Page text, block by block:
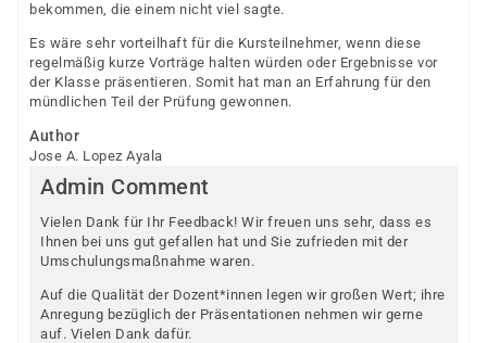
bekommen, die einem nicht viel sagte.
Es wäre sehr vorteilhaft für die Kursteilnehmer, wenn diese
regelmäßig kurze Vorträge halten würden oder Ergebnisse vor
der Klasse präsentieren. Somit hat man an Erfahrung für den
mündlichen Teil der Prüfung gewonnen.
Author
Jose A. Lopez Ayala
Admin Comment
Vielen Dank für Ihr Feedback! Wir freuen uns sehr, dass es
Ihnen bei uns gut gefallen hat und Sie zufrieden mit der
Umschulungsmaßnahme waren.
Auf die Qualität der Dozent*innen legen wir großen Wert; ihre
Anregung bezüglich der Präsentationen nehmen wir gerne
auf. Vielen Dank dafür.